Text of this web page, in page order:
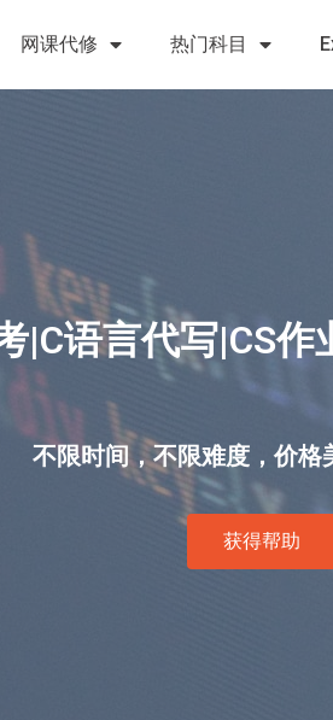
网课代修 热门科目
|C语言代写|CS
不限时间，不限难度，价格
获得帮助